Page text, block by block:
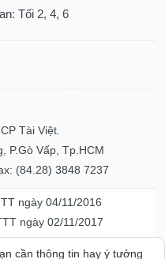
Tối 2, 4, 6
Tài Việt.
P.Gò Vấp, Tp.HCM
(84.28) 3848 7237
ngày 04/11/2016
ngày 02/11/2017
ICP ngày 20/07/2023
cần thông tin hay ý tưởng